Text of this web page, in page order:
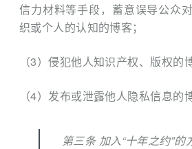
信力材料等手段，蓄意误导公众
织或个人的认知的博客；
（3）侵犯他⼈知识产权、版权的
（4）发布或泄露他人隐私信息的
第三条 加入“十年之约”的